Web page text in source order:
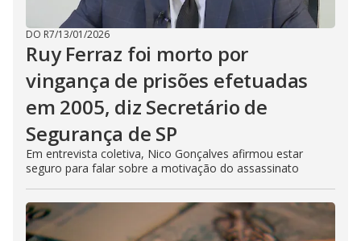
DO R7/13/01/2026
Ruy Ferraz foi morto por
vingança de prisões efetuadas
em 2005, diz Secretário de
Segurança de SP
Em entrevista coletiva, Nico Gonçalves afirmou estar
seguro para falar sobre a motivação do assassinato